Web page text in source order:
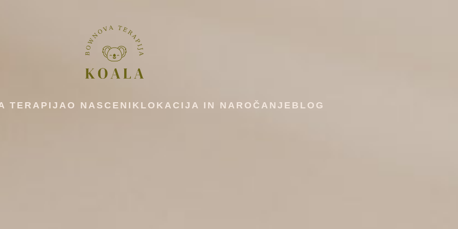
TERAPIJA O NAS CENIK LOKACIJA IN NAROČANJE BLOG